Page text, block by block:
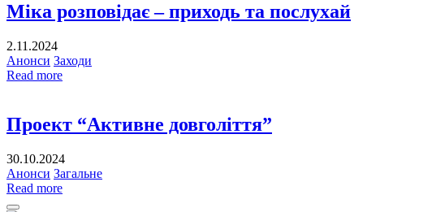
Міка розповідає – приходь та послухай
2.11.2024
Анонси Заходи
Read more
Проект “Активне довголіття”
30.10.2024
Анонси Загальне
Read more